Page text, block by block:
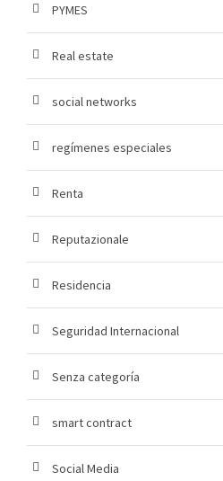
PYMES
Real estate
social networks
regímenes especiales
Renta
Reputazionale
Residencia
Seguridad Internacional
Senza categoría
smart contract
Social Media